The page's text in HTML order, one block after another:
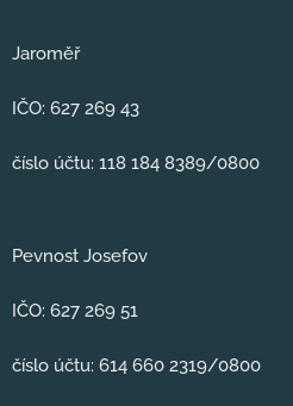
Jaroměř
IČO: 627 269 43
číslo účtu: 118 184 8389/0800
Pevnost Josefov
IČO: 627 269 51
číslo účtu: 614 660 2319/0800